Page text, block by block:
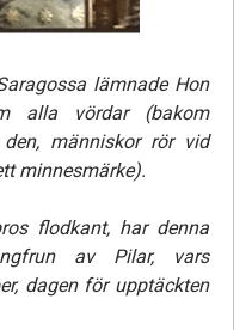
lämnade Hon
alla vördar (bakom
människor rör vid
minnesmärke).
flodkant, har denna
av Pilar, vars
dagen för upptäckten